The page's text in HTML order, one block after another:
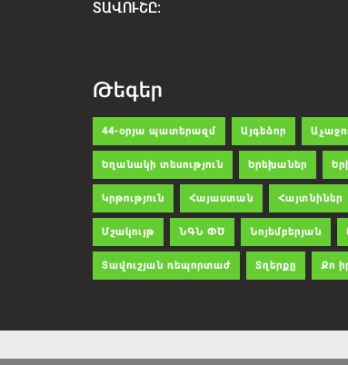
ՏԱՎՈՒՇԸ:
Թեգեր
44-օրյա պատերազմ Այգեձոր
Եղանակի տեսություն Երեխաներ
Կրթություն Հայաստան Հայտնիներ
Մշակույթ ՆԳՆ ՓԾ Նոյեմբերյան
Տավուշյան ռեպորտաժ Տղերքը Քո